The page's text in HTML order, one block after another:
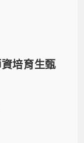
培育生甄